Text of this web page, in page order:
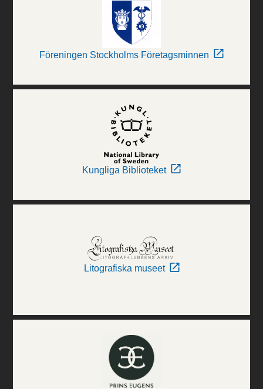
Föreningen Stockholms Företagsminnen
Kungliga Biblioteket
Litografiska museet